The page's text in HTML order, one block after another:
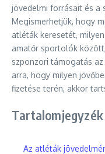
jövedelmi forrásait és a
Megismerhetjük, hogy
atléták keresetét,
amatőr sportolók
szponzori támogatás
arra, hogy milyen
fizetése terén, akkor
Tartalomjegyzék
Az atléták